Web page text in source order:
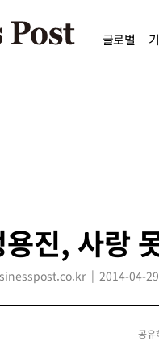
글로벌
진, 사랑
2014-04-
공유